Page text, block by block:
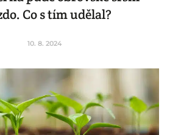
Co s tím udělal?
10. 8. 2024